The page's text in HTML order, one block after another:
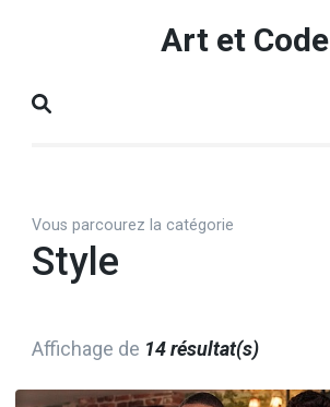
(Pressez
Art et Code
Vous parcourez la catégorie
Style
Affichage de 14 résultat(s)